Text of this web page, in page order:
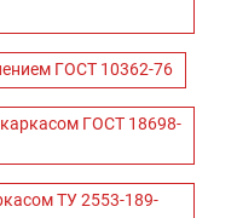
ГОСТ 10362-76
ГОСТ 18698-
ТУ 2553-189-